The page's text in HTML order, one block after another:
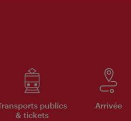
publics
& tickets
Arrivée